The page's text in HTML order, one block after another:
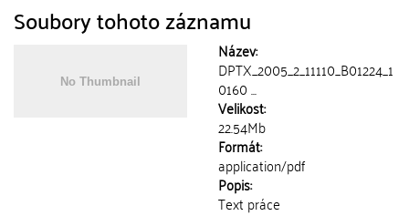
Soubory tohoto záznamu
Název:
DPTX_2005_2_11110_B01224_1
0160 ...
Velikost:
22.54Mb
Formát:
application/pdf
Popis:
Text práce